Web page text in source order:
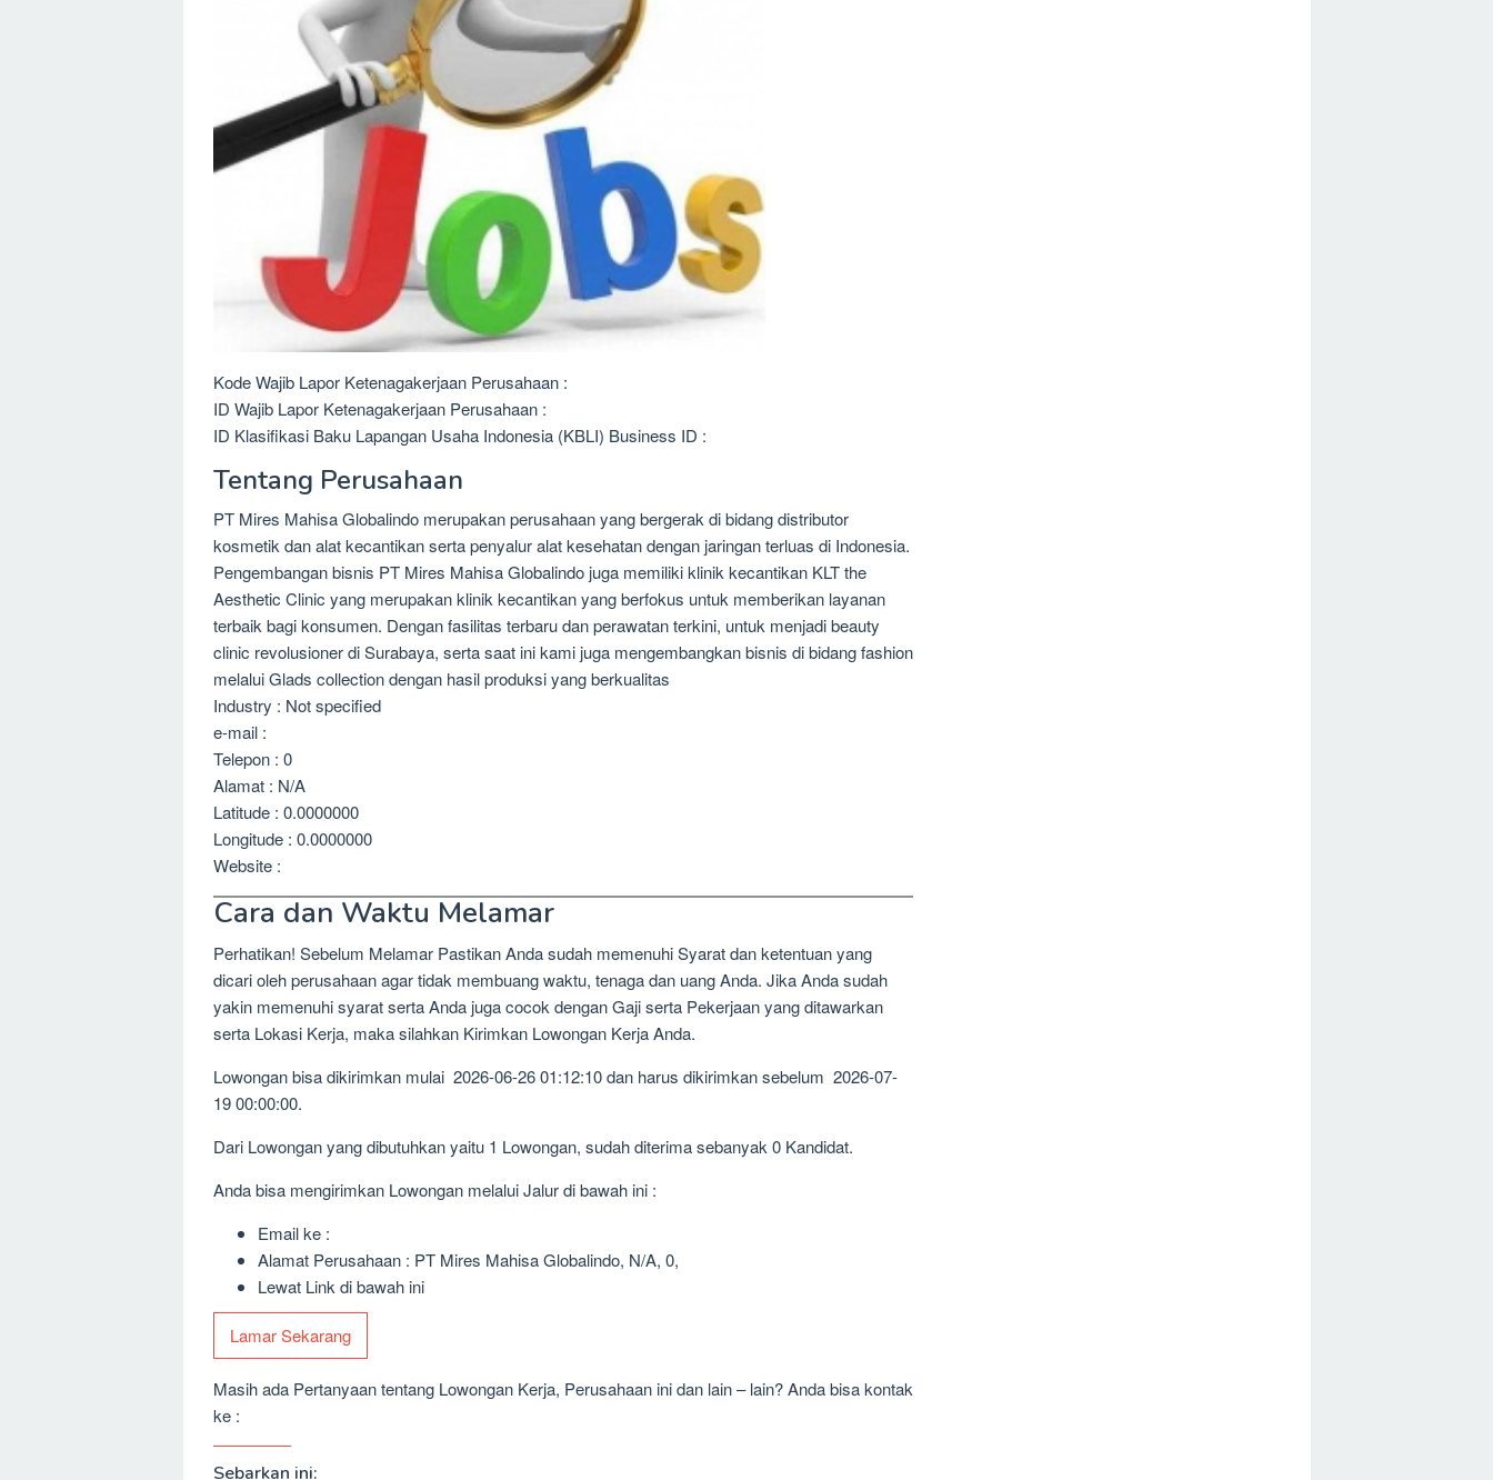
Kode Wajib Lapor Ketenagakerjaan Perusahaan :
ID Wajib Lapor Ketenagakerjaan Perusahaan :
ID Klasifikasi Baku Lapangan Usaha Indonesia (KBLI) Business ID :
Tentang Perusahaan
PT Mires Mahisa Globalindo merupakan perusahaan yang bergerak di bidang distributor
kosmetik dan alat kecantikan serta penyalur alat kesehatan dengan jaringan terluas di Indonesia.
Pengembangan bisnis PT Mires Mahisa Globalindo juga memiliki klinik kecantikan KLT the
Aesthetic Clinic yang merupakan klinik kecantikan yang berfokus untuk memberikan layanan
terbaik bagi konsumen. Dengan fasilitas terbaru dan perawatan terkini, untuk menjadi beauty
clinic revolusioner di Surabaya, serta saat ini kami juga mengembangkan bisnis di bidang fashion
melalui Glads collection dengan hasil produksi yang berkualitas
Industry : Not specified
e-mail :
Telepon : 0
Alamat : N/A
Latitude : 0.0000000
Longitude : 0.0000000
Website :
Cara dan Waktu Melamar
Perhatikan! Sebelum Melamar Pastikan Anda sudah memenuhi Syarat dan ketentuan yang
dicari oleh perusahaan agar tidak membuang waktu, tenaga dan uang Anda. Jika Anda sudah
yakin memenuhi syarat serta Anda juga cocok dengan Gaji serta Pekerjaan yang ditawarkan
serta Lokasi Kerja, maka silahkan Kirimkan Lowongan Kerja Anda.
Lowongan bisa dikirimkan mulai 2026-06-26 01:12:10 dan harus dikirimkan sebelum 2026-07-
19 00:00:00.
Dari Lowongan yang dibutuhkan yaitu 1 Lowongan, sudah diterima sebanyak 0 Kandidat.
Anda bisa mengirimkan Lowongan melalui Jalur di bawah ini :
Email ke :
Alamat Perusahaan : PT Mires Mahisa Globalindo, N/A, 0,
Lewat Link di bawah ini
Lamar Sekarang
Masih ada Pertanyaan tentang Lowongan Kerja, Perusahaan ini dan lain – lain? Anda bisa kontak
ke :
Sebarkan ini: